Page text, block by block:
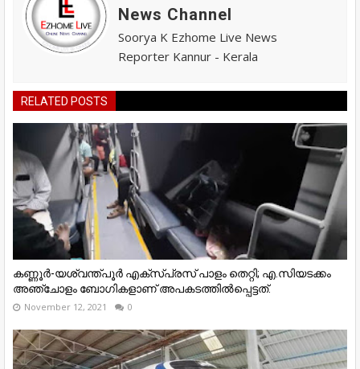
News Channel
Soorya K Ezhome Live News
Reporter Kannur - Kerala
RELATED POSTS
കണ്ണൂർ-യശ്വന്ത്​പൂർ എക്​സ്​പ്രസ്​ പാളം തെറ്റി; എ.സിയടക്കം
അഞ്ചോളം ബോഗികളാണ്​ അപകടത്തിൽപ്പെട്ടത്​.
November 12, 2021 0